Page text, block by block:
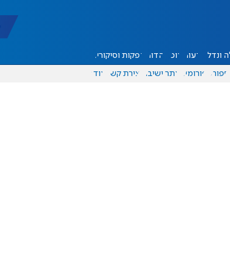
ונדל"ן דעות אוכל יהדות הפקות וסיקורים
ספורט פורומים אתר ישיבה יצירת קשר עוד